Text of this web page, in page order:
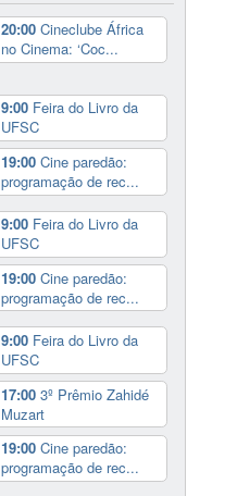
20:00 Cineclube África
no Cinema: ‘Coc...
9:00 Feira do Livro da
UFSC
19:00 Cine paredão:
programação de rec...
9:00 Feira do Livro da
UFSC
19:00 Cine paredão:
programação de rec...
9:00 Feira do Livro da
UFSC
17:00 3º Prêmio Zahidé
Muzart
19:00 Cine paredão:
programação de rec...